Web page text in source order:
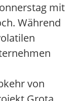
mit
Während
von